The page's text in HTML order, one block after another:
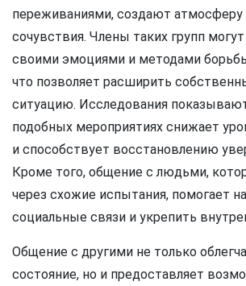
переживаниями, создают атмосферу
сочувствия. Члены таких групп
своими эмоциями и методами
что позволяет расширить
ситуацию. Исследования
подобных мероприятиях снижает
и способствует восстановлению
Кроме того, общение с людьми,
через схожие испытания, помогает
социальные связи и укрепить
Общение с другими не только
состояние, но и предоставляет